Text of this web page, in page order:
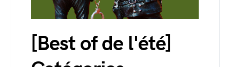
[Best of de l'été]